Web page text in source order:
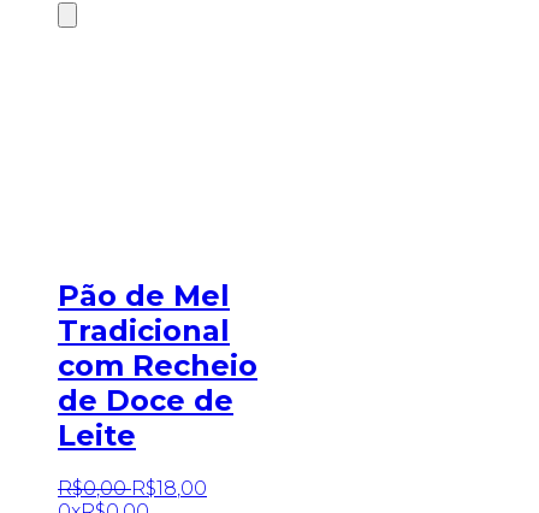
Pão de Mel
Tradicional
com Recheio
de Doce de
Leite
R$0,00 R$18,00